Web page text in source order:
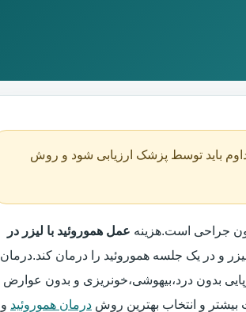
باید توسط پزشک ارزیابی شود و روش
جراحی است.هزینه عمل هموروئید با لیزر در
و در یک جلسه هموروئید را درمان کند.درمان
بدون درد،بیهوشی،خونریزی و بدون عوارض
و انتخاب بهترین روش درمان هموروئید و